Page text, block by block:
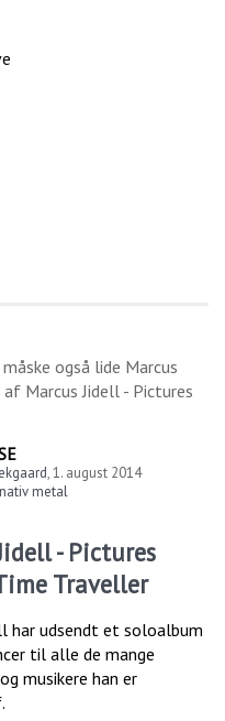
måske også lide Marcus
af Marcus Jidell - Pictures
,1. august 2014
metal
- Pictures
Traveller
har udsendt et soloalbum
til alle de mange
musikere han er